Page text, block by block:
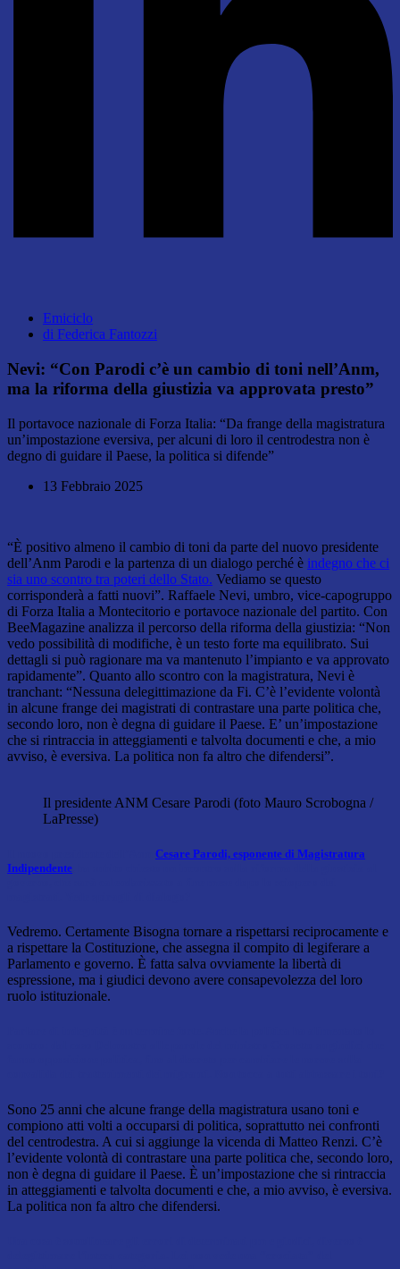
Emiciclo
di Federica Fantozzi
Nevi: “Con Parodi c’è un cambio di toni nell’Anm,
ma la riforma della giustizia va approvata presto”
Il portavoce nazionale di Forza Italia: “Da frange della magistratura
un’impostazione eversiva, per alcuni di loro il centrodestra non è
degno di guidare il Paese, la politica si difende”
13 Febbraio 2025
“È positivo almeno il cambio di toni da parte del nuovo presidente
dell’Anm Parodi e la partenza di un dialogo perché è indegno che ci
sia uno scontro tra poteri dello Stato. Vediamo se questo
corrisponderà a fatti nuovi”. Raffaele Nevi, umbro, vice-capogruppo
di Forza Italia a Montecitorio e portavoce nazionale del partito. Con
BeeMagazine analizza il percorso della riforma della giustizia: “Non
vedo possibilità di modifiche, è un testo forte ma equilibrato. Sui
dettagli si può ragionare ma va mantenuto l’impianto e va approvato
rapidamente”. Quanto allo scontro con la magistratura, Nevi è
tranchant: “Nessuna delegittimazione da Fi. C’è l’evidente volontà
in alcune frange dei magistrati di contrastare una parte politica che,
secondo loro, non è degna di guidare il Paese. E’ un’impostazione
che si rintraccia in atteggiamenti e talvolta documenti e che, a mio
avviso, è eversiva. La politica non fa altro che difendersi”.
Il presidente ANM Cesare Parodi (foto Mauro Scrobogna /
LaPresse)
Cesare Parodi, esponente di Magistratura
Indipendente
Vedremo. Certamente Bisogna tornare a rispettarsi reciprocamente e
a rispettare la Costituzione, che assegna il compito di legiferare a
Parlamento e governo. È fatta salva ovviamente la libertà di
espressione, ma i giudici devono avere consapevolezza del loro
ruolo istituzionale.
Sono 25 anni che alcune frange della magistratura usano toni e
compiono atti volti a occuparsi di politica, soprattutto nei confronti
del centrodestra. A cui si aggiunge la vicenda di Matteo Renzi. C’è
l’evidente volontà di contrastare una parte politica che, secondo loro,
non è degna di guidare il Paese. È un’impostazione che si rintraccia
in atteggiamenti e talvolta documenti e che, a mio avviso, è eversiva.
La politica non fa altro che difendersi.